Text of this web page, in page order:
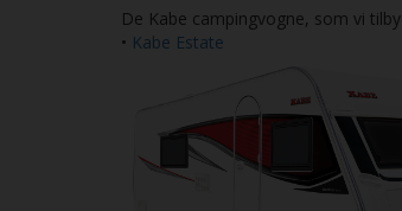
De Kabe campingvogne, som vi
• Kabe Estate